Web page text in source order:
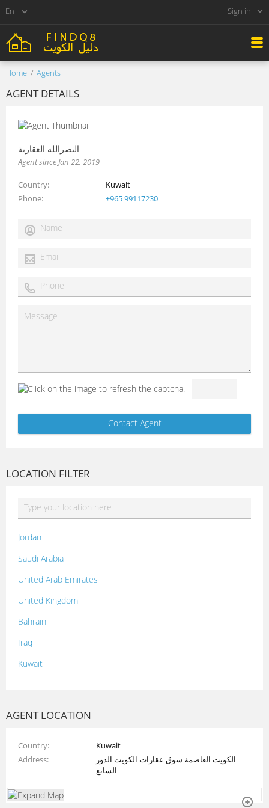
Sign in
Home Agents
AGENT DETAILS
النصرالله العقارية
Agent since Jan 22, 2019
Country
Kuwait
Phone
+965 99117230
LOCATION FILTER
Jordan
Saudi Arabia
United Arab Emirates
United Kingdom
Bahrain
Iraq
Kuwait
Palestine
AGENT LOCATION
Country
Kuwait
Address
الكويت العاصمة سوق عقارات الكويت الدور
السابع